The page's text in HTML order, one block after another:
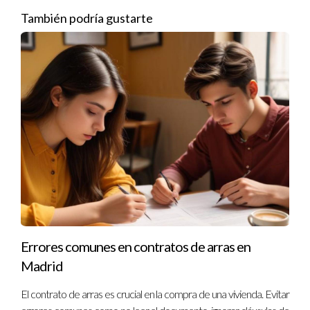
Reinversión en otra propiedad: Considerar reinvertir las
ganancias en otra vivienda puede ayudarte a diferir
impuestos.
Recuerda siempre consultar con un asesor fiscal para obtener
información específica sobre tu situación.
Casos Prácticos Naturales
Para ilustrar mejor estos conceptos, aquí hay tres casos
prácticos que pueden resonar contigo:
Caso 1:María tiene 70 años y ha vivido en su casa
durante 30 años. Al vender su propiedad por $600,000,
se beneficia de la exención por ganancia de capital y no
paga impuestos sobre $300,000.
Caso 2:
$400,000 y utilizan parte del dinero para comprar su
También podría gustarte
Errores comunes en contratos de arras en
Madrid
El contrato de arras es crucial en la compra de una vivienda. Evitar